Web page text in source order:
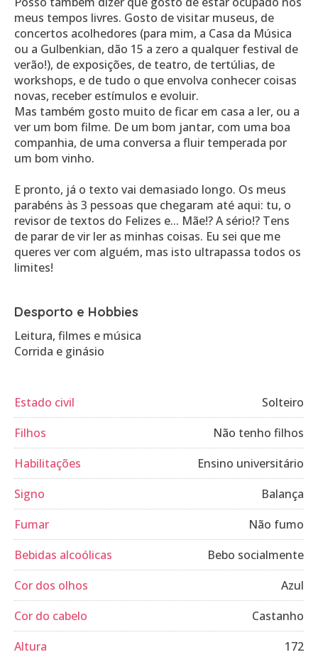
meus tempos livres. Gosto de visitar museus, de
concertos acolhedores (para mim, a Casa da Música
ou a Gulbenkian, dão 15 a zero a qualquer festival de
verão!), de exposições, de teatro, de tertúlias, de
workshops, e de tudo o que envolva conhecer coisas
novas, receber estímulos e evoluir.
Mas também gosto muito de ficar em casa a ler, ou a
ver um bom filme. De um bom jantar, com uma boa
companhia, de uma conversa a fluir temperada por
um bom vinho.
E pronto, já o texto vai demasiado longo. Os meus
parabéns às 3 pessoas que chegaram até aqui: tu, o
revisor de textos do Felizes e... Mãe!? A sério!? Tens
de parar de vir ler as minhas coisas. Eu sei que me
queres ver com alguém, mas isto ultrapassa todos os
limites!
Desporto e Hobbies
Leitura, filmes e música
Corrida e ginásio
Estado civil
Solteiro
Filhos
Não tenho filhos
Habilitações
Ensino universitário
Signo
Balança
Fumar
Não fumo
Bebidas alcoólicas
Bebo socialmente
Cor dos olhos
Azul
Cor do cabelo
Castanho
Altura
172